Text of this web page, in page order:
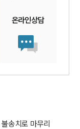
온라인상담
송치로 마무리